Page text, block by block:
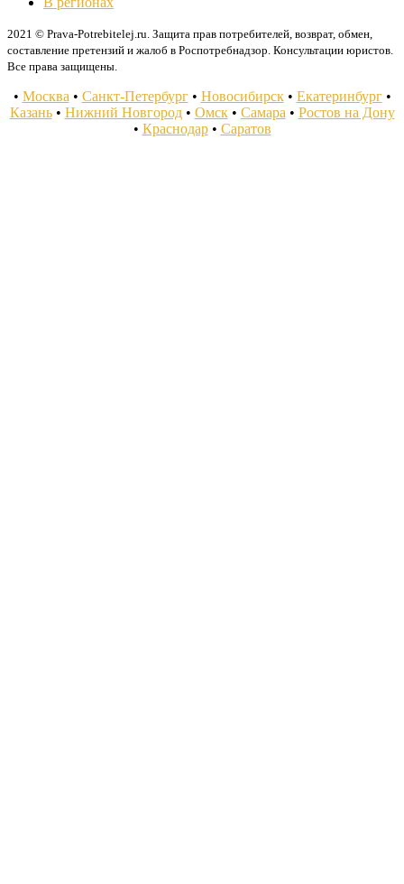
2021 © Prava-Potrebitelej.ru. Защита прав потребителей, возврат, обмен,
составление претензий и жалоб в Роспотребнадзор. Консультации юристов.
Все права защищены.
• Москва • Санкт-Петербург• Новосибирск• Екатеринбург•
Казань• Нижний Новгород• Омск• Самара • Ростов на Дону
• Краснодар• Саратов